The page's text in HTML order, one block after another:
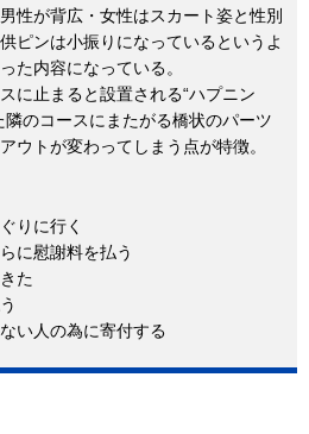
性が背広・女性はスカート姿と性別
ピンは小振りになっているというよ
た内容になっている。
に止まると設置される“ハプニン
隣のコースにまたがる橋状のパーツ
ウトが変わってしまう点が特徴。
りに行く
に慰謝料を払う
た
い人の為に寄付する